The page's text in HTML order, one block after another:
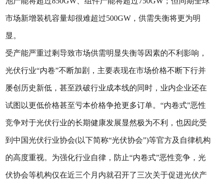
市场新增装机容量却很难超过500GW，供需失衡将更为明
显。
受产能严重过剩导致市场供需明显失衡等因素的不利影响，
光伏行业“内卷”不断加剧，主要表现在市场价格不断下行并
屡创历史新低，甚至跌破行业成本线的同时，业内企业还在
试图以更低价格甚至亏本价格争抢更多订单。“内卷式”恶性
竞争对于光伏行业的长期健康发展显然极为不利，也因此受
到中国光伏行业协会(以下简称“光伏协会”)等官方及自律机构
的高度重视。为强化行业自律，防止“内卷式”恶性竞争，光
伏协会等机构仅在近三个月内就召开了三次关于促进光伏产